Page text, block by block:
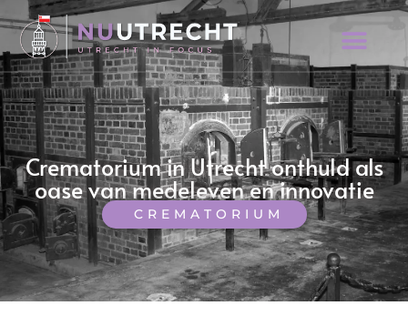
Crematorium in Utrecht onthuld als
oase van medeleven en innovatie
CREMATORIUM